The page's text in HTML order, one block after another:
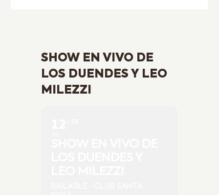
SHOW EN VIVO DE
LOS DUENDES Y LEO
MILEZZI